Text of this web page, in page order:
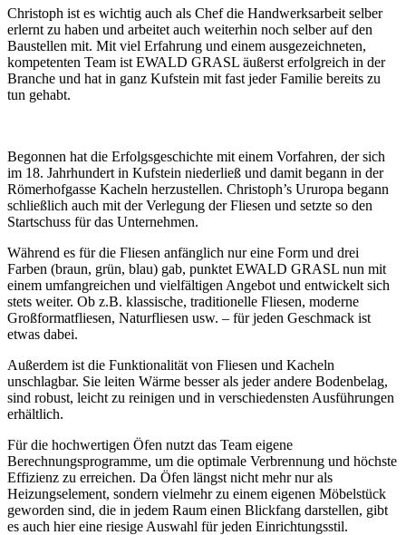
Christoph ist es wichtig auch als Chef die Handwerksarbeit selber
erlernt zu haben und arbeitet auch weiterhin noch selber auf den
Baustellen mit. Mit viel Erfahrung und einem ausgezeichneten,
kompetenten Team ist EWALD GRASL äußerst erfolgreich in der
Branche und hat in ganz Kufstein mit fast jeder Familie bereits zu
tun gehabt.
Begonnen hat die Erfolgsgeschichte mit einem Vorfahren, der sich
im 18. Jahrhundert in Kufstein niederließ und damit begann in der
Römerhofgasse Kacheln herzustellen. Christoph’s Ururopa begann
schließlich auch mit der Verlegung der Fliesen und setzte so den
Startschuss für das Unternehmen.
Während es für die Fliesen anfänglich nur eine Form und drei
Farben (braun, grün, blau) gab, punktet EWALD GRASL nun mit
einem umfangreichen und vielfältigen Angebot und entwickelt sich
stets weiter. Ob z.B. klassische, traditionelle Fliesen, moderne
Großformatfliesen, Naturfliesen usw. – für jeden Geschmack ist
etwas dabei.
Außerdem ist die Funktionalität von Fliesen und Kacheln
unschlagbar. Sie leiten Wärme besser als jeder andere Bodenbelag,
sind robust, leicht zu reinigen und in verschiedensten Ausführungen
erhältlich.
Für die hochwertigen Öfen nutzt das Team eigene
Berechnungsprogramme, um die optimale Verbrennung und höchste
Effizienz zu erreichen. Da Öfen längst nicht mehr nur als
Heizungselement, sondern vielmehr zu einem eigenen Möbelstück
geworden sind, die in jedem Raum einen Blickfang darstellen, gibt
es auch hier eine riesige Auswahl für jeden Einrichtungsstil.